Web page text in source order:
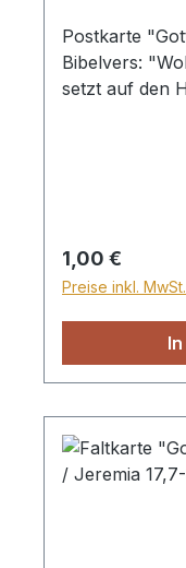
Postkarte
Bibelvers:
setzt auf den
Regulärer
1,00 €
Preise inkl.